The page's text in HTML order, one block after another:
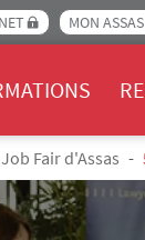
MON ASSAS
Fair d'Assas